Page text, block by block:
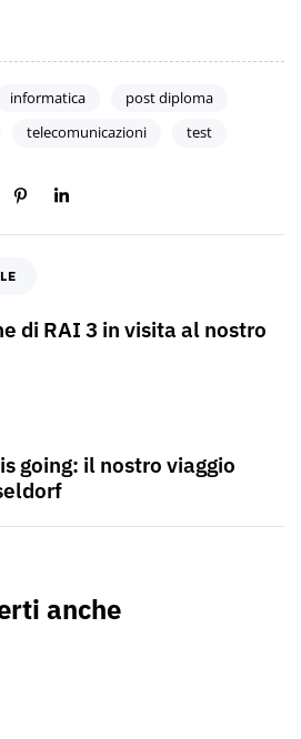
informatica
post diploma
telecomunicazioni test
di RAI 3 in visita al nostro
going: il nostro viaggio
anche